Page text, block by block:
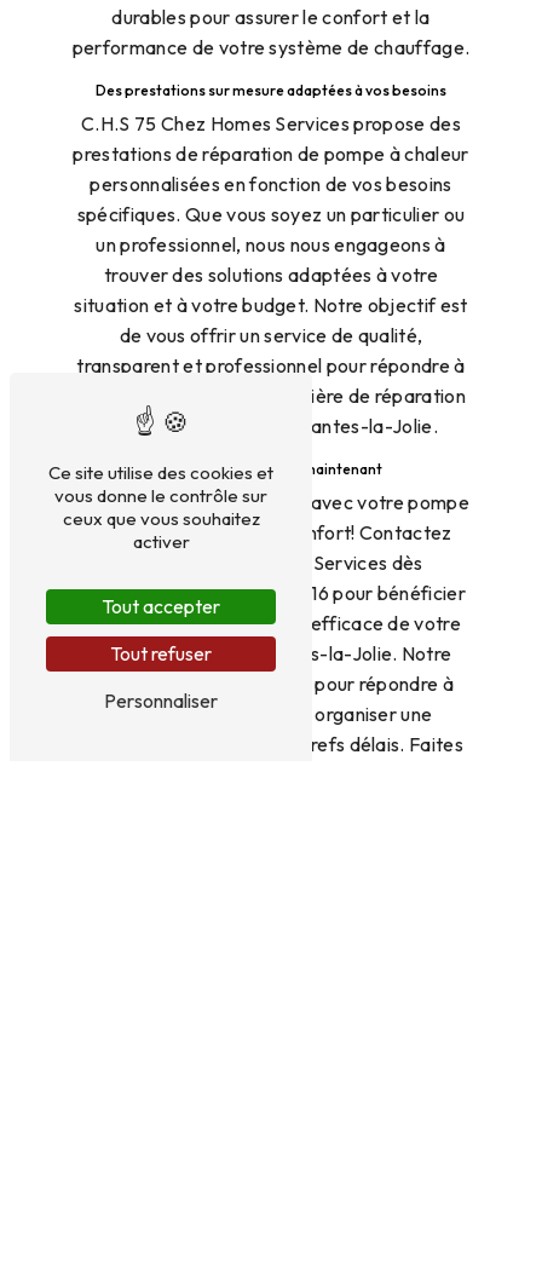
durables pour assurer le confort et la
performance de votre système de chauffage.
Des prestations sur mesure adaptées à vos besoins
C.H.S 75 Chez Homes Services propose des
prestations de réparation de pompe à chaleur
personnalisées en fonction de vos besoins
spécifiques. Que vous soyez un particulier ou
un professionnel, nous nous engageons à
trouver des solutions adaptées à votre
situation et à votre budget. Notre objectif est
de vous offrir un service de qualité,
transparent et professionnel pour répondre à
toutes vos attentes en matière de réparation
de pompe à chaleur à Mantes-la-Jolie.
Contactez-nous dès maintenant
Ne laissez pas un problème avec votre pompe
à chaleur nuire à votre confort! Contactez
C.H.S 75 Chez Homes Services dès
maintenant au 01 83 80 49 16 pour bénéficier
d'une réparation rapide et efficace de votre
pompe à chaleur à Mantes-la-Jolie. Notre
équipe est à votre écoute pour répondre à
toutes vos questions et organiser une
intervention dans les plus brefs délais. Faites
Ce site utilise des cookies et
vous donne le contrôle sur
ceux que vous souhaitez
activer
Tout accepter
Tout refuser
Personnaliser